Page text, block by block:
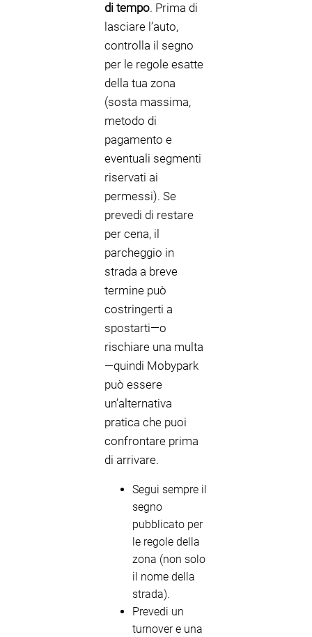
di tempo. Prima di
lasciare l’auto,
controlla il segno
per le regole esatte
della tua zona
(sosta massima,
metodo di
pagamento e
eventuali segmenti
riservati ai
permessi). Se
prevedi di restare
per cena, il
parcheggio in
strada a breve
termine può
costringerti a
spostarti—o
rischiare una multa
—quindi Mobypark
può essere
un’alternativa
pratica che puoi
confrontare prima
di arrivare.
Segui sempre il
segno
pubblicato per
le regole della
zona (non solo
il nome della
strada).
Prevedi un
turnover e una